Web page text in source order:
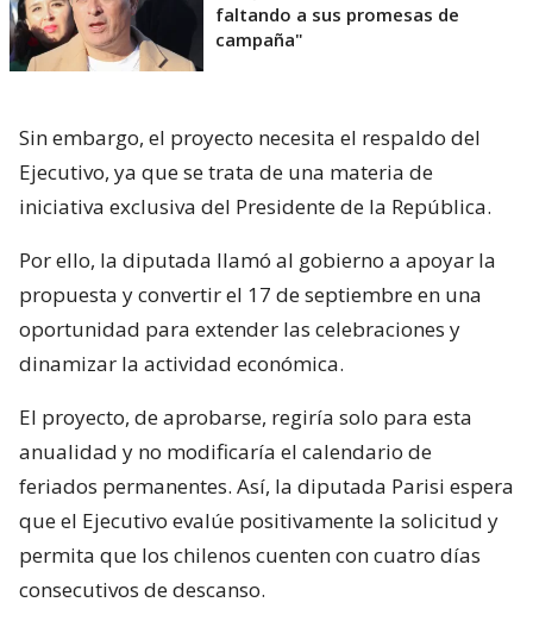
faltando a sus promesas de
campaña"
Sin embargo, el proyecto necesita el respaldo del
Ejecutivo, ya que se trata de una materia de
iniciativa exclusiva del Presidente de la República.
Por ello, la diputada llamó al gobierno a apoyar la
propuesta y convertir el 17 de septiembre en una
oportunidad para extender las celebraciones y
dinamizar la actividad económica.
El proyecto, de aprobarse, regiría solo para esta
anualidad y no modificaría el calendario de
feriados permanentes. Así, la diputada Parisi espera
que el Ejecutivo evalúe positivamente la solicitud y
permita que los chilenos cuenten con cuatro días
consecutivos de descanso.